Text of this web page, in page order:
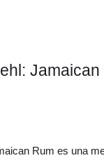
Jamaican
Rum es una